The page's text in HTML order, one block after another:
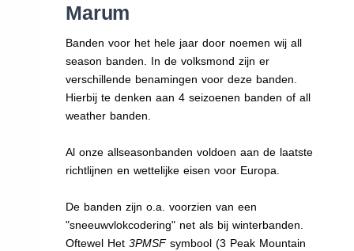
Marum
Banden voor het hele jaar door noemen wij all
season banden. In de volksmond zijn er
verschillende benamingen voor deze banden.
Hierbij te denken aan 4 seizoenen banden of all
weather banden.
Al onze allseasonbanden voldoen aan de laatste
richtlijnen en wettelijke eisen voor Europa.
De banden zijn o.a. voorzien van een
"sneeuwvlokcodering" net als bij winterbanden.
Oftewel Het3PMSFsymbool (3 Peak Mountain